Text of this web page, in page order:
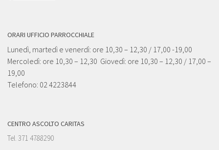
ORARI UFFICIO PARROCCHIALE
Lunedì, martedì e venerdì: ore 10,30 – 12,30 / 17,00 -19,00
Mercoledì: ore 10,30 – 12,30 Giovedì: ore 10,30 – 12,30 / 17,00 –
19,00
Telefono: 02 4223844
CENTRO ASCOLTO CARITAS
Tel. 371 4788290